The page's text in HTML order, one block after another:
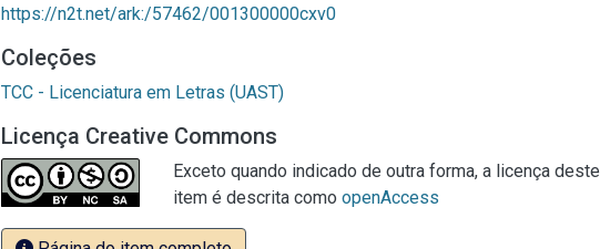
https://n2t.net/ark:/57462/001300000cxv0
Coleções
TCC - Licenciatura em Letras (UAST)
Licença Creative Commons
Exceto quando indicado de outra forma, a licença deste
item é descrita como openAccess